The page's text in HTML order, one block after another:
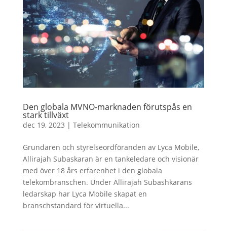
Den globala MVNO-marknaden förutspås en
stark tillväxt
dec 19, 2023 | Telekommunikation
Grundaren och styrelseordföranden av Lyca Mobile,
Allirajah Subaskaran är en tankeledare och visionär
med över 18 års erfarenhet i den globala
telekombranschen. Under Allirajah Subashkarans
ledarskap har Lyca Mobile skapat en
branschstandard för virtuella...